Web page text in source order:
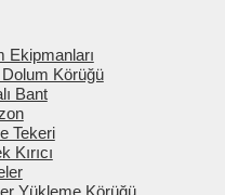
Ekipmanları
Dolum Körüğü
Bant
Tekeri
Kırıcı
Yükleme Körüğü